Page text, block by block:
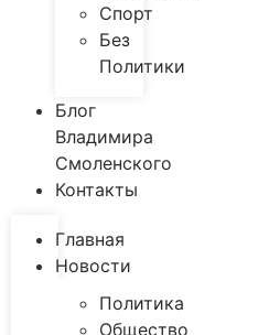
Спорт
Без
Политики
Блог
Владимира
Смоленского
Контакты
Главная
Новости
Политика
Общество